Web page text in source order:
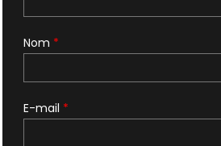
Nom *
E-mail *